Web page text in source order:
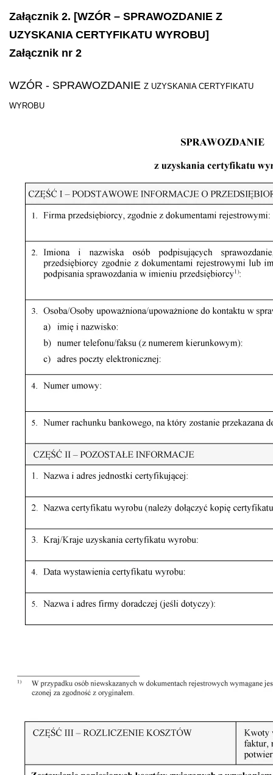
Załącznik 2. [WZÓR – SPRAWOZDANIE Z
UZYSKANIA CERTYFIKATU WYROBU]
Załącznik nr 2
WZÓR - SPRAWOZDANIE Z UZYSKANIA CERTYFIKATU
WYROBU